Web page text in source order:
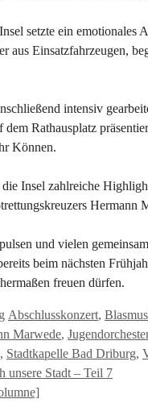
setzte ein
aus Einsatzfahrzeugen,
intensiv
dem Rathausplatz
Können.
die Insel zahlreiche
Hermann
und vielen
beim nächsten
freuen dürfen.
Schlagwörter
Abschlusskonzert,
Marwede, Jugendorchester
, Stadtkapelle Bad Driburg,
unsere Stadt – Teil 7